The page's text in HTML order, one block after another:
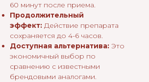
60 минут после приема.
Продолжительный
эффект: Действие препарата
сохраняется до 4-6 часов.
Доступная альтернатива: Это
экономичный выбор по
сравнению с известными
брендовыми аналогами.